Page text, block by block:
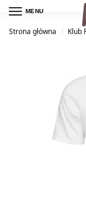
MENU
Strona główna
/ Klub